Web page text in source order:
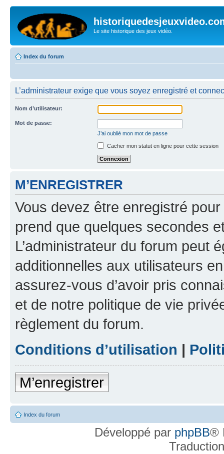
Le site historique des jeux vidéo.
Index du forum
L’administrateur exige que vous soyez enregistré et
Nom d’utilisateur:
Mot de passe:
J’ai oublié mon mot de passe
Cacher mon statut en ligne pour cette session
M’ENREGISTRER
Vous devez être enregistré
prend que quelques secondes
L’administrateur du forum peut
additionnelles aux utilisateurs
assurez-vous d’avoir pris
et de notre politique de vie
règlement du forum.
Conditions d’utilisation |
M’enregistrer
Index du forum
Développé par phpBB®